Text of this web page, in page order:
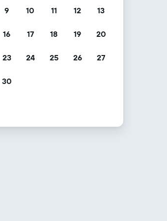
9 10 11 12 13
16 17 18 19 20
23 24 25 26 27
30